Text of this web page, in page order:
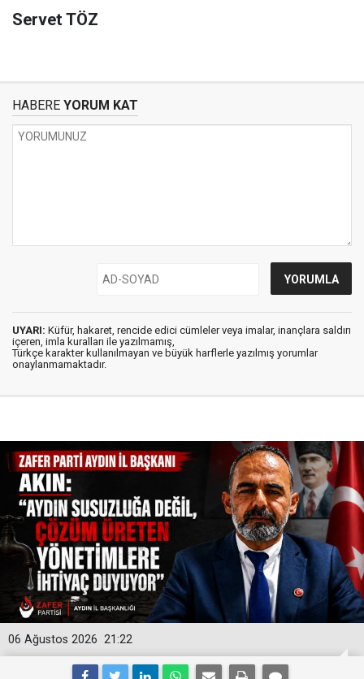
Servet TÖZ
HABERE YORUM KAT
UYARI: Küfür, hakaret, rencide edici cümleler veya imalar, inançlara saldırı
içeren, imla kuralları ile yazılmamış,
Türkçe karakter kullanılmayan ve büyük harflerle yazılmış yorumlar
onaylanmamaktadır.
21:22
06 Ağustos 2026